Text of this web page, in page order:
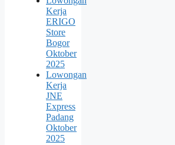
Kerja
ERIGO
Store
Bogor
Oktober
2025
Lowongan
Kerja
JNE
Express
Padang
Oktober
2025